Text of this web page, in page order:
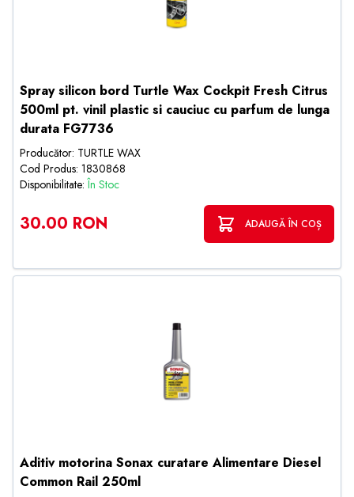
Spray silicon bord Turtle Wax Cockpit Fresh Citrus
500ml pt. vinil plastic si cauciuc cu parfum de lunga
durata FG7736
Producător: TURTLE WAX
Cod Produs: 1830868
Disponibilitate:În Stoc
30.00 RON ADAUGĂ ÎN COȘ
Aditiv motorina Sonax curatare Alimentare Diesel
Common Rail 250ml